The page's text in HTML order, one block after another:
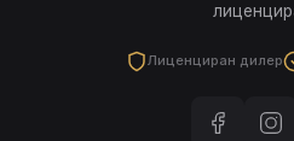
Лиценциран дилер